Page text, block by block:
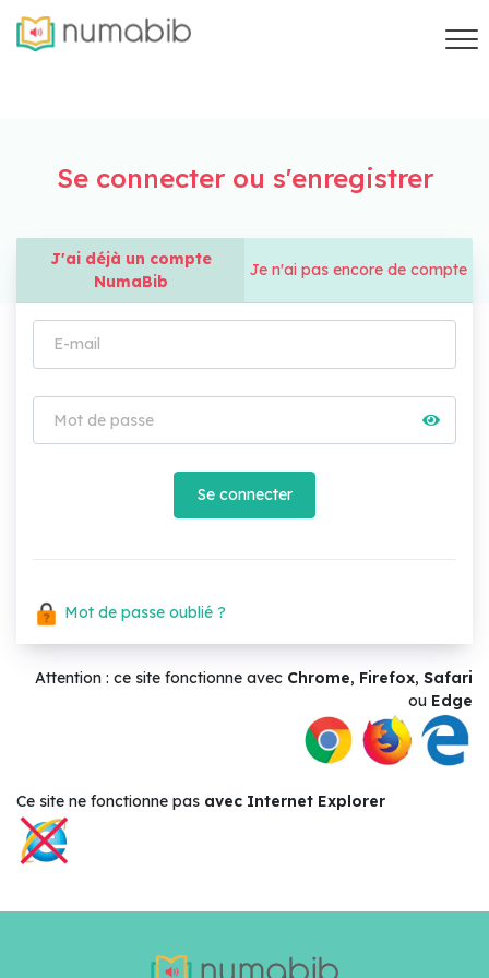
Se connecter ou s'enregistrer
J'ai déjà un compte
NumaBib
Je n'ai pas encore de compte
Se connecter
Mot de passe oublié ?
Attention : ce site fonctionne avec Chrome, Firefox, Safari
ou Edge
Ce site ne fonctionne pas avec Internet Explorer